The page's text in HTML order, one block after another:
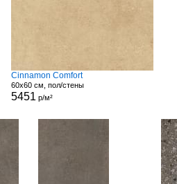
Cinnamon Comfort
60x60 см, пол/стены
5451 р/м²